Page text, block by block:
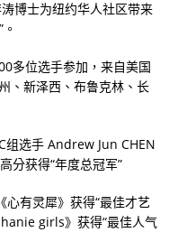
博士为纽约华人社区带来
多位选手参加，来自美国
、新泽西、布鲁克林、长
组选手 Andrew Jun CHEN
分获得“年度总冠军”
有灵犀》获得“最佳才艺
girls》获得“最佳人气